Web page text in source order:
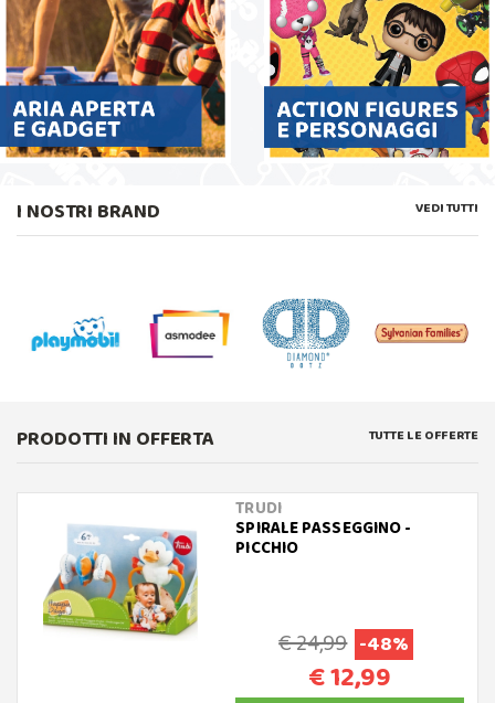
I NOSTRI BRAND VEDI TUTTI
PRODOTTI IN OFFERTA TUTTE LE OFFERTE
TRUDI
SPIRALE PASSEGGINO -
PICCHIO
€ 24,99 -48%
€ 12,99